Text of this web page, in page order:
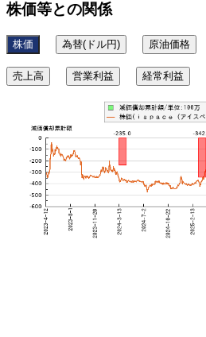
株価等との関係
株価 為替(ドル円) 原油価格
売上高 営業利益 経常利益